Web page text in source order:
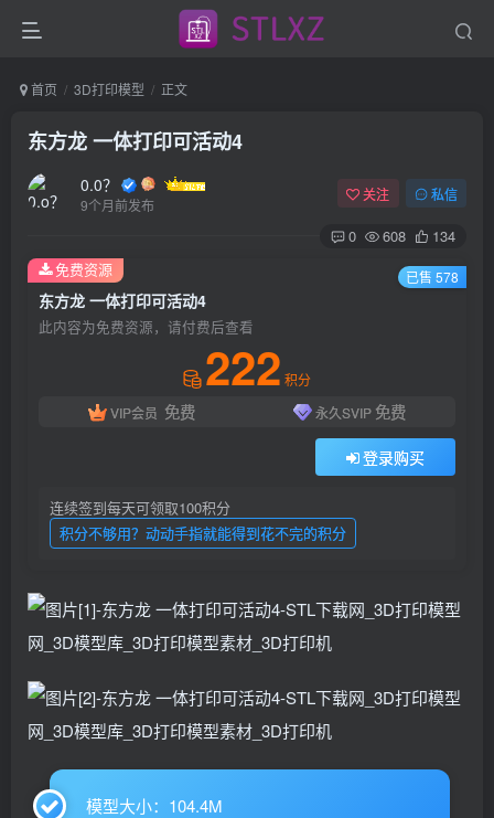
首页 3D打印模型 正文
东方龙 一体打印可活动4
0.0？
9个月前发布
关注 私信
0 608 134
东方龙 一体打印可活动4
此内容为免费资源，请付费后查看
222 积分
VIP会员 免费 永久SVIP 免费
登录购买
连续签到每天可领取100积分
积分不够用？动动手指就能得到花不完的积分
免费资源 已售 578
模型大小：104.4M